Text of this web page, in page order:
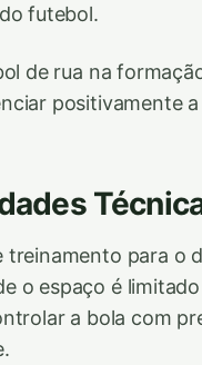
futebol.
de rua na
positivamente
para o
o espaço é
a bola com